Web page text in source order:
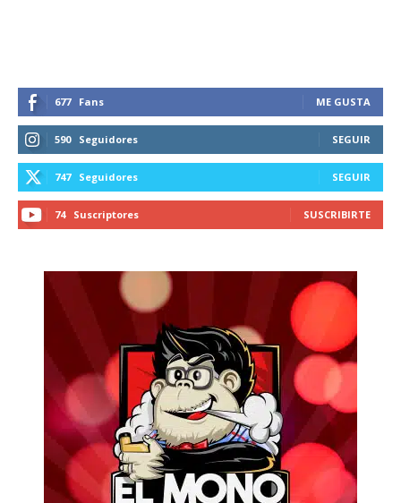
677 Fans ME GUSTA
590 Seguidores SEGUIR
747 Seguidores SEGUIR
74 Suscriptores SUSCRIBIRTE